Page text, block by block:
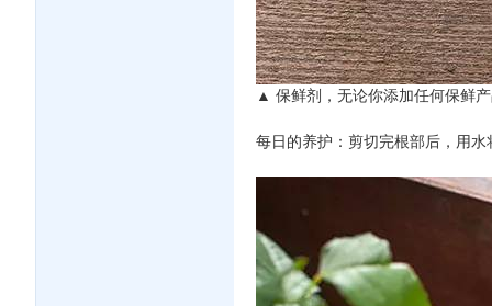
▲ 保鲜剂，无论你添加任何保鲜
每日的养护：剪切完根部后，用